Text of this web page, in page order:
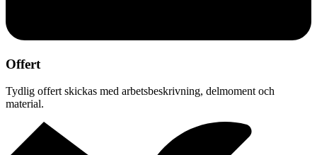
Offert
Tydlig offert skickas med arbetsbeskrivning, delmoment och
material.